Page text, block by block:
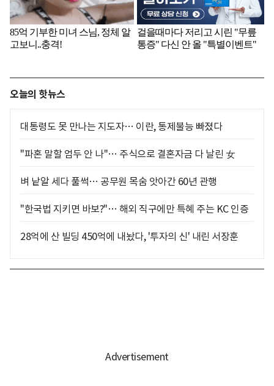
오늘의 핫뉴스
대통령도 못 만나는 지도자… 이란, 통제불능 빠졌다
"파혼 말할 엄두 안 나"… 주식으로 결혼자금 다 날린 女
벼 낱알 세다 풀썩… 공무원 목숨 앗아간 60년 관행
"한국법 지키면 바보?"… 해외 직구에만 특혜 주는 KC 인증
28억에 산 빌딩 450억에 내놨다, '투자의 신' 내린 서장훈